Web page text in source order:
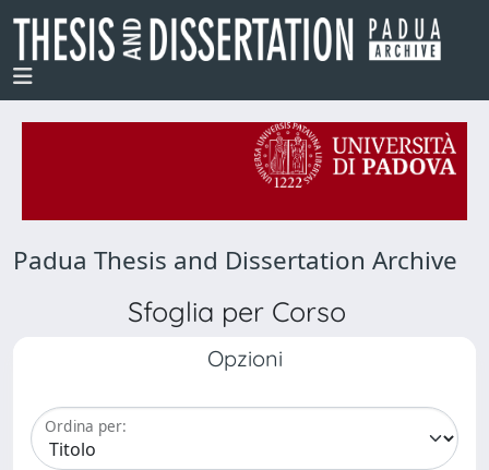
Padua Thesis and Dissertation Archive
Sfoglia per Corso
Opzioni
Ordina per: